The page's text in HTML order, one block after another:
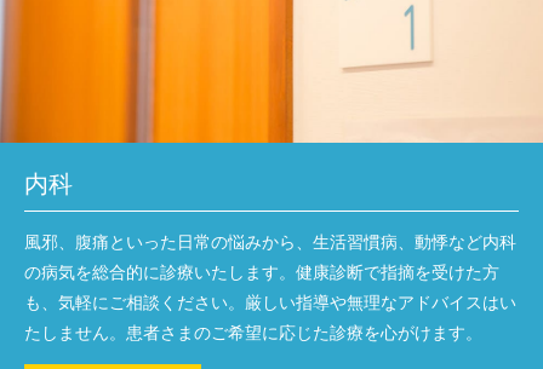
内科
風邪、腹痛といった日常の悩みから、生活習慣病、動悸など内科
の病気を総合的に診療いたします。健康診断で指摘を受けた方
も、気軽にご相談ください。厳しい指導や無理なアドバイスはい
たしません。患者さまのご希望に応じた診療を心がけます。